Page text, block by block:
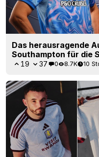
Das herausragende
Southampton für die
19 37 0 8.7K 10